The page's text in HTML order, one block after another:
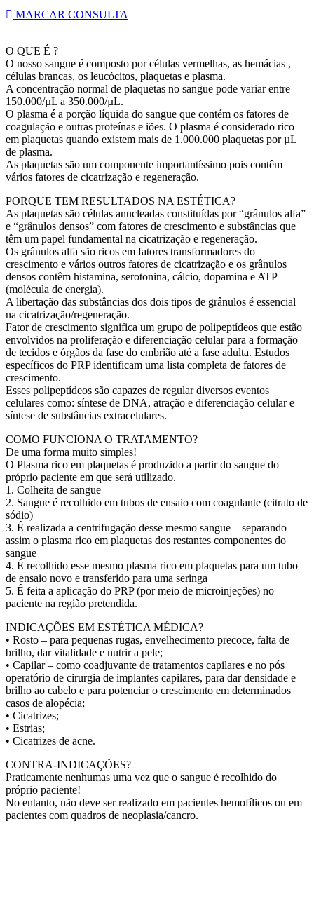
MARCAR CONSULTA
O QUE É ?
O nosso sangue é composto por células vermelhas, as hemácias ,
células brancas, os leucócitos, plaquetas e plasma.
A concentração normal de plaquetas no sangue pode variar entre
150.000/µL a 350.000/µL.
O plasma é a porção líquida do sangue que contém os fatores de
coagulação e outras proteínas e iões. O plasma é considerado rico
em plaquetas quando existem mais de 1.000.000 plaquetas por µL
de plasma.
As plaquetas são um componente importantíssimo pois contêm
vários fatores de cicatrização e regeneração.
PORQUE TEM RESULTADOS NA ESTÉTICA?
As plaquetas são células anucleadas constituídas por “grânulos alfa”
e “grânulos densos” com fatores de crescimento e substâncias que
têm um papel fundamental na cicatrização e regeneração.
Os grânulos alfa são ricos em fatores transformadores do
crescimento e vários outros fatores de cicatrização e os grânulos
densos contêm histamina, serotonina, cálcio, dopamina e ATP
(molécula de energia).
A libertação das substâncias dos dois tipos de grânulos é essencial
na cicatrização/regeneração.
Fator de crescimento significa um grupo de polipeptídeos que estão
envolvidos na proliferação e diferenciação celular para a formação
de tecidos e órgãos da fase do embrião até a fase adulta. Estudos
específicos do PRP identificam uma lista completa de fatores de
crescimento.
Esses polipeptídeos são capazes de regular diversos eventos
celulares como: síntese de DNA, atração e diferenciação celular e
síntese de substâncias extracelulares.
COMO FUNCIONA O TRATAMENTO?
De uma forma muito simples!
O Plasma rico em plaquetas é produzido a partir do sangue do
próprio paciente em que será utilizado.
1. Colheita de sangue
2. Sangue é recolhido em tubos de ensaio com coagulante (citrato de
sódio)
3. É realizada a centrifugação desse mesmo sangue – separando
assim o plasma rico em plaquetas dos restantes componentes do
sangue
4. É recolhido esse mesmo plasma rico em plaquetas para um tubo
de ensaio novo e transferido para uma seringa
5. É feita a aplicação do PRP (por meio de microinjeções) no
paciente na região pretendida.
INDICAÇÕES EM ESTÉTICA MÉDICA?
• Rosto – para pequenas rugas, envelhecimento precoce, falta de
brilho, dar vitalidade e nutrir a pele;
• Capilar – como coadjuvante de tratamentos capilares e no pós
operatório de cirurgia de implantes capilares, para dar densidade e
brilho ao cabelo e para potenciar o crescimento em determinados
casos de alopécia;
• Cicatrizes;
• Estrias;
• Cicatrizes de acne.
CONTRA-INDICAÇÕES?
Praticamente nenhumas uma vez que o sangue é recolhido do
próprio paciente!
No entanto, não deve ser realizado em pacientes hemofílicos ou em
pacientes com quadros de neoplasia/cancro.